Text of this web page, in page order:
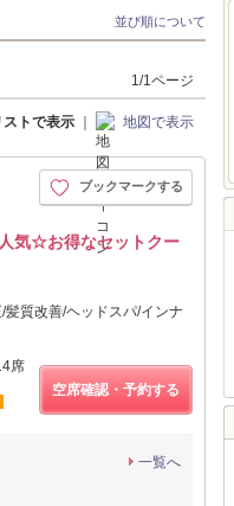
並び順について
1/1ページ
ストで表示 地図で表示
ブックマークする
気☆お得なセットクー
質改善/ヘッドスパ/インナ
席
空席確認・予約する
一覧へ